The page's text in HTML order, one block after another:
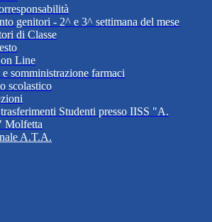
genitori - 2^ e 3^ settimana del mese
di Classe
Line
e somministrazione farmaci
scolastico
Studenti presso IISS "A.
Molfetta
A.T.A.